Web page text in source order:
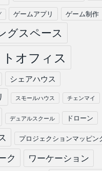
ゲームアプリ ゲーム制作
グスペース
オフィス
シェアハウス
スモールハウス チェンマイ
デュアルスクール ドローン
プロジェクションマッピン
ク ワーケーション